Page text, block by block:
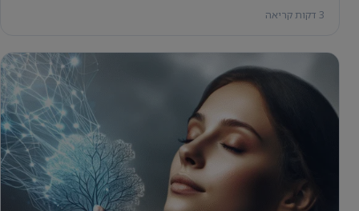
3 דקות קריאה